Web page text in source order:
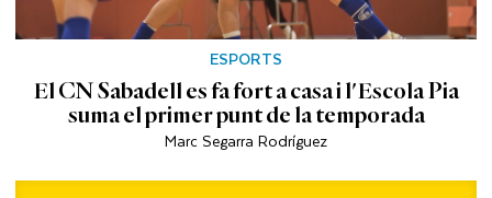
ESPORTS
El CN Sabadell es fa fort a casa i l'Escola Pia
suma el primer punt de la temporada
Marc Segarra Rodríguez